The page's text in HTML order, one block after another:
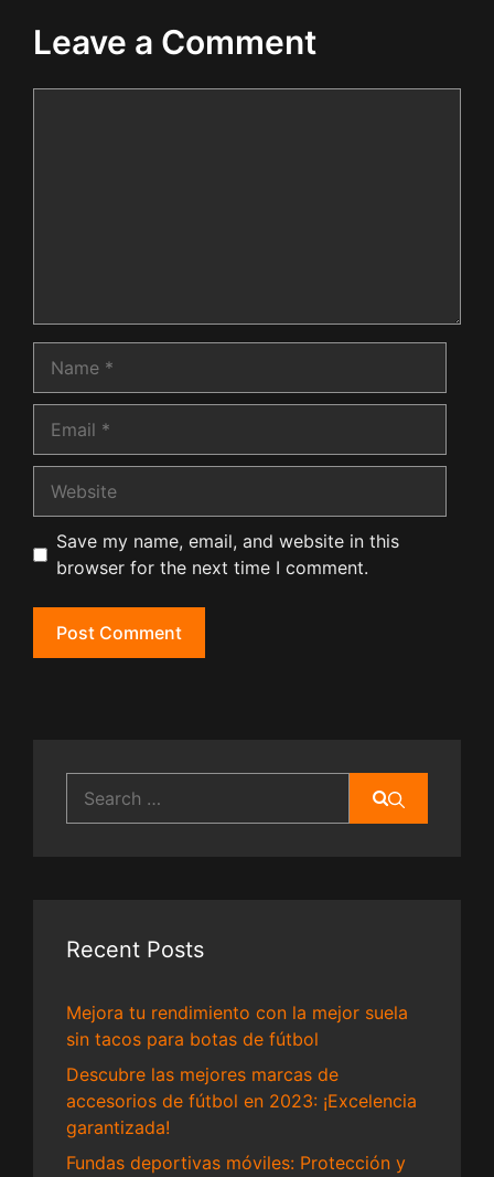
Leave a Comment
Save my name, email, and website in this
browser for the next time I comment.
for:
Recent Posts
Mejora tu rendimiento con la mejor suela
sin tacos para botas de fútbol
Descubre las mejores marcas de
accesorios de fútbol en 2023: ¡Excelencia
garantizada!
Fundas deportivas móviles: Protección y